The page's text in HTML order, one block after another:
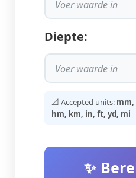
Diepte:
📐 Accepted units: mm,
hm, km, in, ft, yd, mi
✨